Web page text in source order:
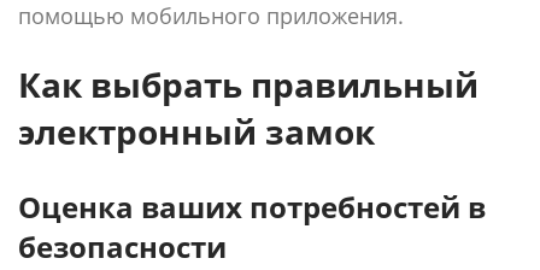
помощью мобильного приложения.
Как выбрать правильный
электронный замок
Оценка ваших потребностей в
безопасности